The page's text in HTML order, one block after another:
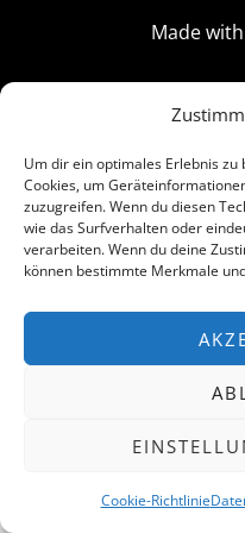
Um dir ein optimales Erlebnis
Cookies, um
zuzugreifen. Wenn du diesen
wie das Surfverhalten oder
verarbeiten. Wenn du deine
können bestimmte Merkmale
Cookie-Richtlinie
Made with